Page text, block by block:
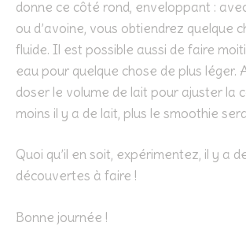
donne ce côté rond, enveloppant :
ou d’avoine, vous obtiendrez quelque
fluide. Il est possible aussi de faire
eau pour quelque chose de plus léger.
doser le volume de lait pour ajuster la
moins il y a de lait, plus le smoothie
Quoi qu’il en soit, expérimentez, il y a
découvertes à faire !
Bonne journée !